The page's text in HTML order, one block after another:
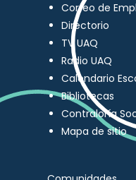
Correo de
Directorio
TV UAQ
Radio UAQ
Calendario
Bibliotecas
Contraloría
Mapa de sitio